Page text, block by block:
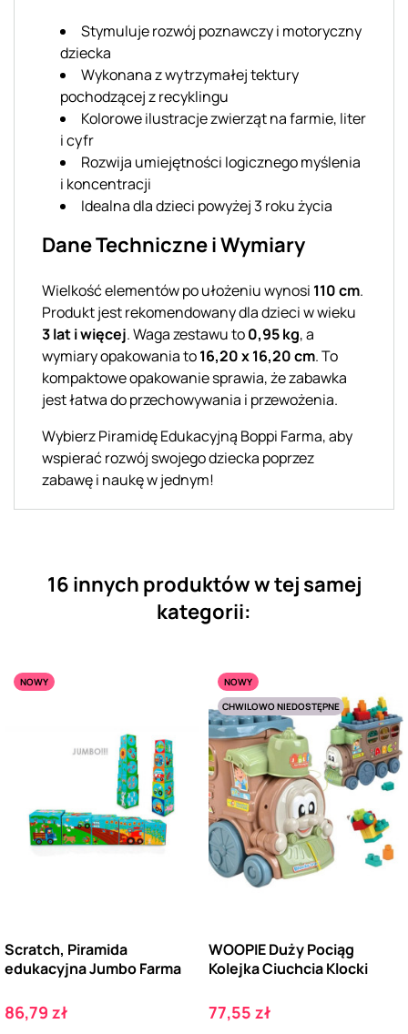
Stymuluje rozwój poznawczy i motoryczny
dziecka
Wykonana z wytrzymałej tektury
pochodzącej z recyklingu
Kolorowe ilustracje zwierząt na farmie, liter
i cyfr
Rozwija umiejętności logicznego myślenia
i koncentracji
Idealna dla dzieci powyżej 3 roku życia
Dane Techniczne i Wymiary
Wielkość elementów po ułożeniu wynosi 110 cm.
Produkt jest rekomendowany dla dzieci w wieku
3 lat i więcej. Waga zestawu to0,95 kg, a
wymiary opakowania to16,20 x 16,20 cm. To
kompaktowe opakowanie sprawia, że zabawka
jest łatwa do przechowywania i przewożenia.
Wybierz Piramidę Edukacyjną Boppi Farma, aby
wspierać rozwój swojego dziecka poprzez
zabawę i naukę w jednym!
16 innych produktów w tej samej
kategorii:
NOWY
Scratch, Piramida
edukacyjna Jumbo Farma
Cena
86,79 zł
NOWY
CHWILOWO NIEDOSTĘPNE
WOOPIE Duży Pociąg
Kolejka Ciuchcia Klocki
Cena
77,55 zł